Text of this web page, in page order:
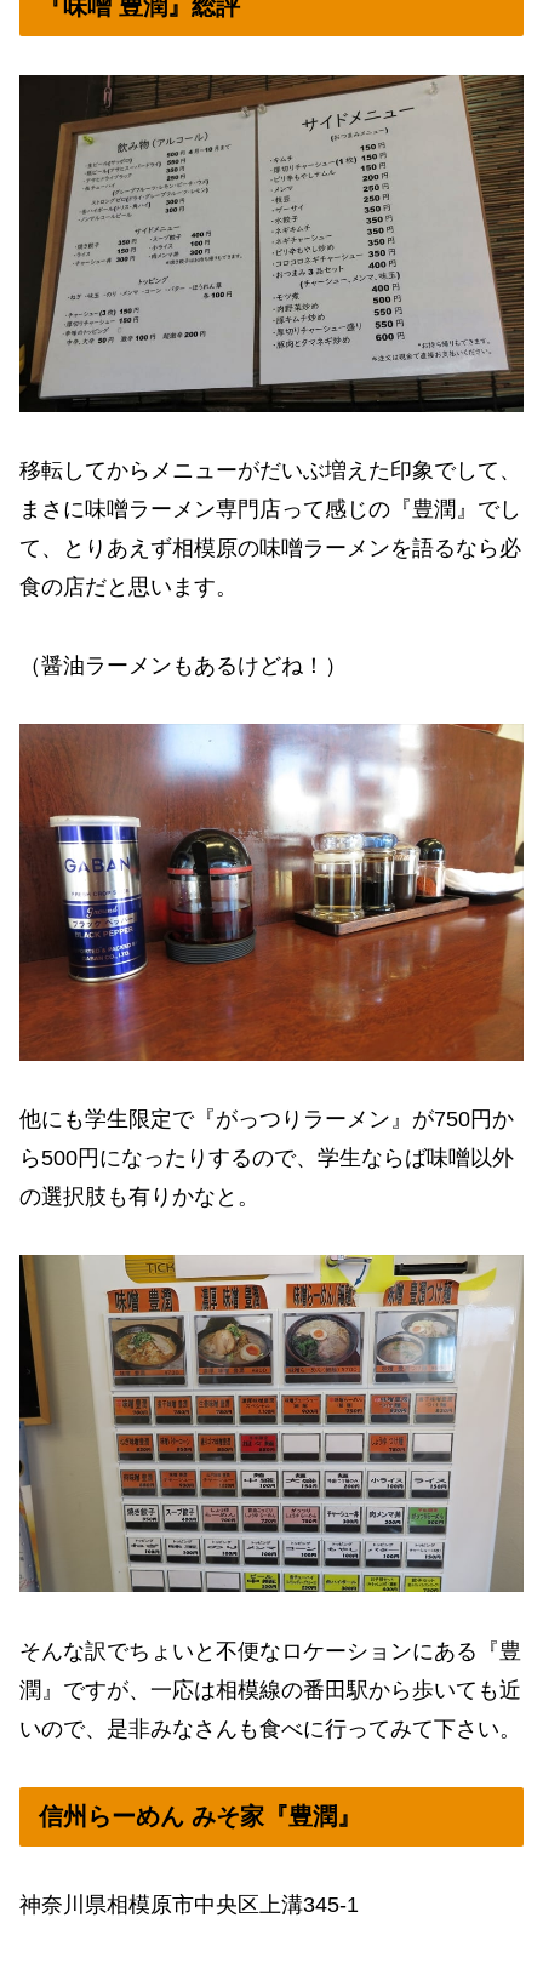
『味噌 豊潤』総評
移転してからメニューがだいぶ増えた印象でして、
まさに味噌ラーメン専門店って感じの『豊潤』でし
て、とりあえず相模原の味噌ラーメンを語るなら必
食の店だと思います。
（醤油ラーメンもあるけどね！）
他にも学生限定で『がっつりラーメン』が750円か
ら500円になったりするので、学生ならば味噌以外
の選択肢も有りかなと。
そんな訳でちょいと不便なロケーションにある『豊
潤』ですが、一応は相模線の番田駅から歩いても近
いので、是非みなさんも食べに行ってみて下さい。
信州らーめん みそ家『豊潤』
神奈川県相模原市中央区上溝345-1